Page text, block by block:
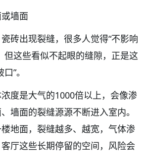
墙面
砖出现裂缝，很多人觉得“不影响
但这些看似不起眼的缝隙，正是这
”。
度是大气的1000倍以上，会像渗
墙面的裂缝源源不断进入室内。
地面，裂缝越多、越宽，气体渗
厅这些长期停留的空间，风险会